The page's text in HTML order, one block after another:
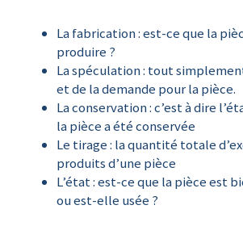
La fabrication : est-ce que la
produire ?
La spéculation : tout
et de la demande pour la pièce.
La conservation : c’est à dire
la pièce a été conservée
Le tirage : la quantité totale
produits d’une pièce
L’état : est-ce que la pièce est
ou est-elle usée ?